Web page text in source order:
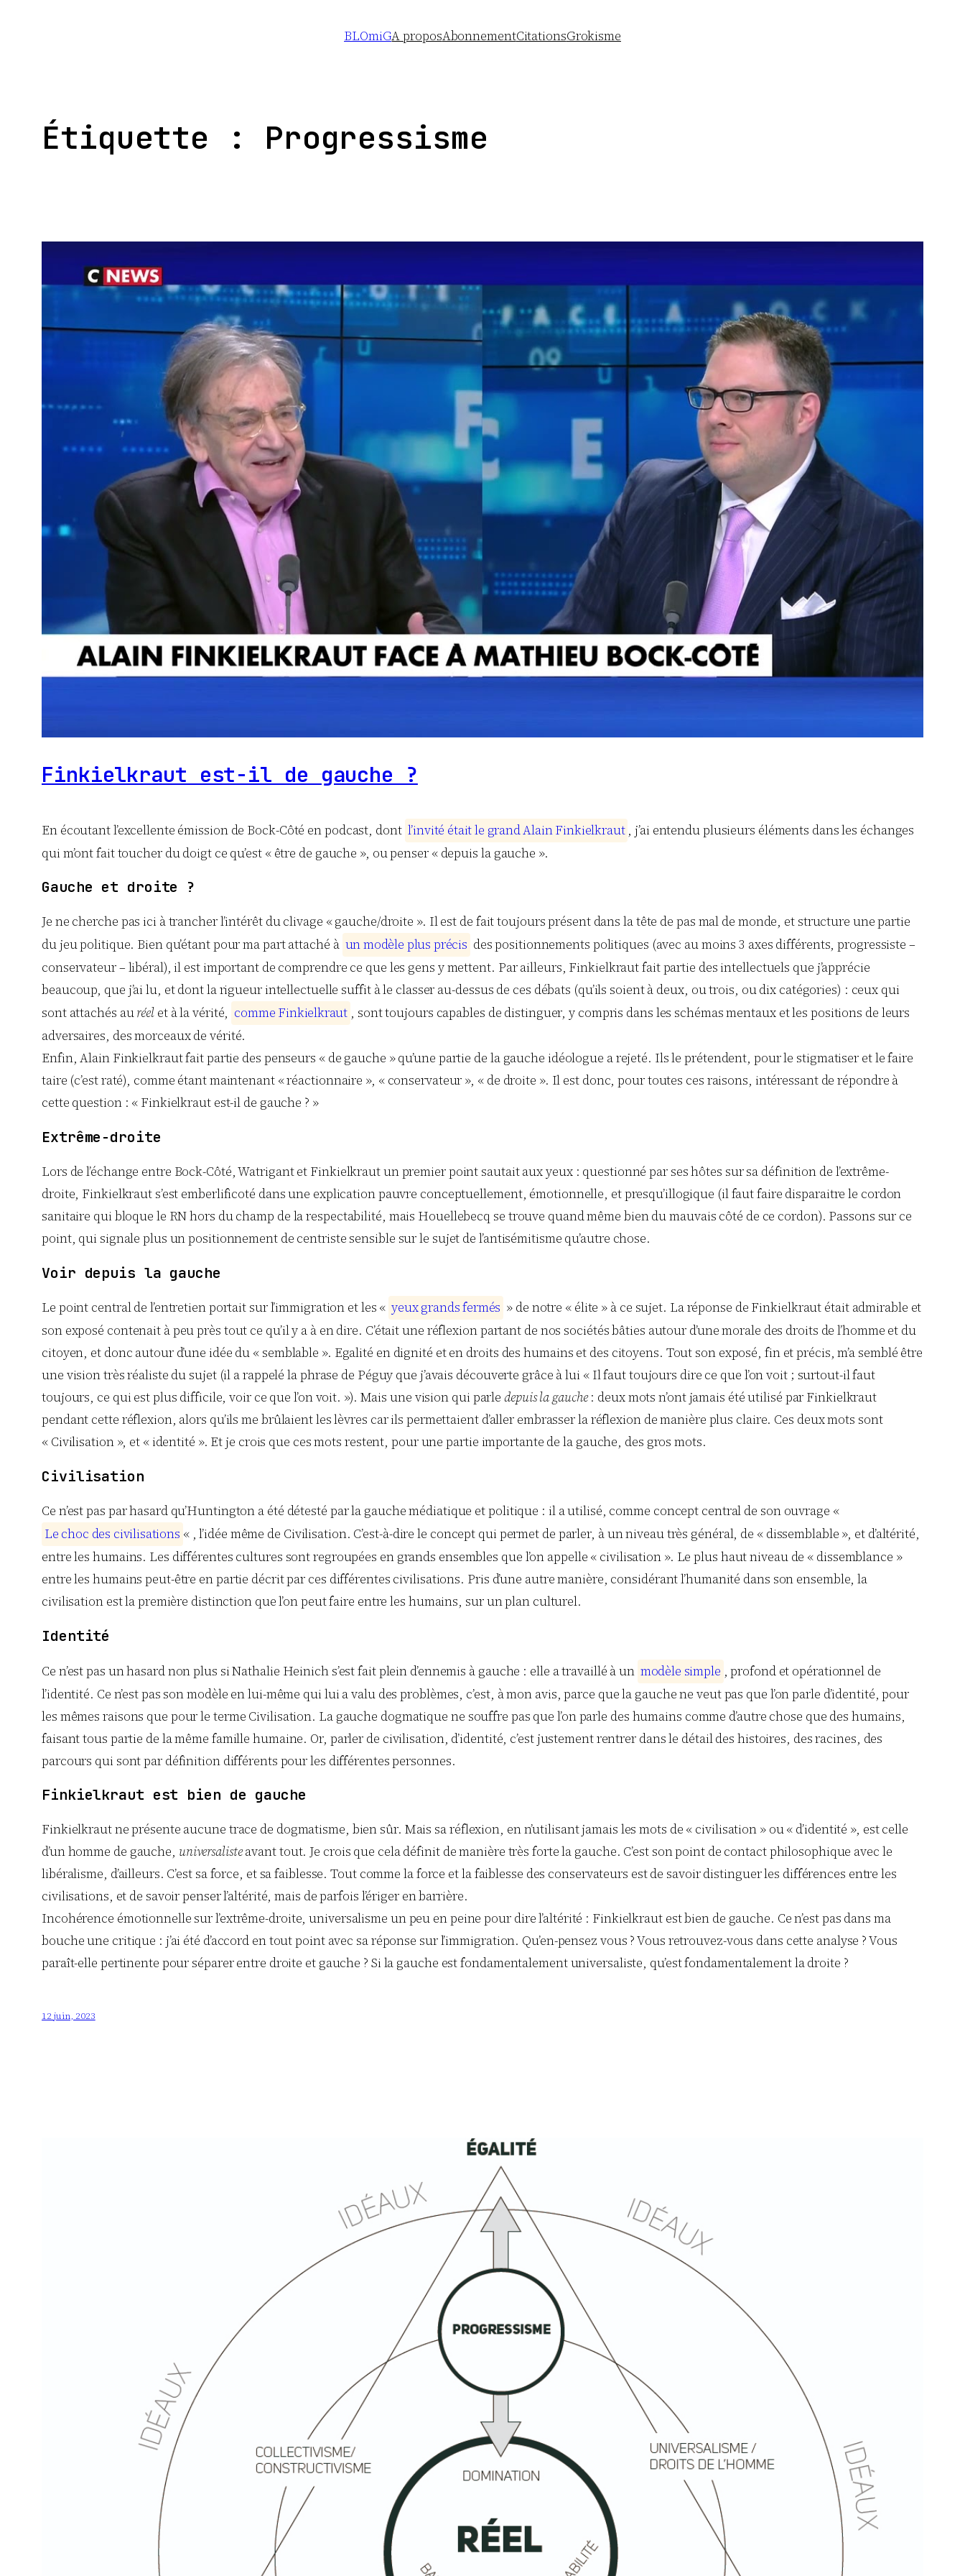
BLOmiGA proposAbonnementCitationsGrokisme
Étiquette : Progressisme
Finkielkraut est-il de gauche ?
En écoutant l’excellente émission de Bock-Côté en podcast, dont l’invité étaitle grandAlainFinkielkraut , j’ai entendu plusieurs éléments dans les échanges
qui m’ont fait toucher du doigt ce qu’est « être de gauche », ou penser « depuis la gauche ».
Gauche et droite ?
Je ne cherche pas ici à trancher l’intérêt du clivage « gauche/droite ». Il est de fait toujours présent dans la tête de pas mal de monde, et structure une partie
du jeu politique. Bien qu’étant pour ma part attaché à unmodèle plus précis des positionnements politiques (avec au moins 3 axes différents, progressiste –
conservateur – libéral), il est important de comprendre ce que les gens y mettent. Par ailleurs, Finkielkraut fait partie des intellectuels que j’apprécie
beaucoup, que j’ai lu, et dont la rigueur intellectuelle suffit à le classer au-dessus de ces débats (qu’ils soient à deux, ou trois, ou dix catégories) : ceux qui
sont attachés auréelet à la vérité, comme Finkielkraut , sont toujours capables de distinguer, y compris dans les schémas mentaux et les positions de leurs
adversaires, des morceaux de vérité.
Enfin, Alain Finkielkraut fait partie des penseurs « de gauche » qu’une partie de la gauche idéologue a rejeté. Ils le prétendent, pour le stigmatiser et le faire
taire (c’est raté), comme étant maintenant « réactionnaire », « conservateur », « de droite ». Il est donc, pour toutes ces raisons, intéressant de répondre à
cette question : « Finkielkraut est-il de gauche ? »
Extrême-droite
Lors de l’échange entre Bock-Côté, Watrigant et Finkielkraut un premier point sautait aux yeux : questionné par ses hôtes sur sa définition de l’extrême-
droite, Finkielkraut s’est emberlificoté dans une explication pauvre conceptuellement, émotionnelle, et presqu’illogique (il faut faire disparaitre le cordon
sanitaire qui bloque le RN hors du champ de la respectabilité, mais Houellebecq se trouve quand même bien du mauvais côté de ce cordon). Passons sur ce
point, qui signale plus un positionnement de centriste sensible sur le sujet de l’antisémitisme qu’autre chose.
Voir depuis la gauche
Le point central de l’entretien portait sur l’immigration et les « yeuxgrandsfermés » de notre « élite » à ce sujet. La réponse de Finkielkraut était admirable et
son exposé contenait à peu près tout ce qu’il y a à en dire. C’était une réflexion partant de nos sociétés bâties autour d’une morale des droits de l’homme et du
citoyen, et donc autour d’une idée du « semblable ». Egalité en dignité et en droits des humains et des citoyens. Tout son exposé, fin et précis, m’a semblé être
une vision très réaliste du sujet (il a rappelé la phrase de Péguy que j’avais découverte grâce à lui « Il faut toujours dire ce que l’on voit ; surtout-il faut
toujours, ce qui est plus difficile, voir ce que l’on voit. »). Mais une vision qui parledepuis la gauche: deux mots n’ont jamais été utilisé par Finkielkraut
pendant cette réflexion, alors qu’ils me brûlaient les lèvres car ils permettaient d’aller embrasser la réflexion de manière plus claire. Ces deux mots sont
« Civilisation », et « identité ». Et je crois que ces mots restent, pour une partie importante de la gauche, des gros mots.
Civilisation
Ce n’est pas par hasard qu’Huntington a été détesté par la gauche médiatique et politique : il a utilisé, comme concept central de son ouvrage «
Le choc des civilisations « , l’idée même de Civilisation. C’est-à-dire le concept qui permet de parler, à un niveau très général, de « dissemblable », et d’altérité,
entre les humains. Les différentes cultures sont regroupées en grands ensembles que l’on appelle « civilisation ». Le plus haut niveau de « dissemblance »
entre les humains peut-être en partie décrit par ces différentes civilisations. Pris d’une autre manière, considérant l’humanité dans son ensemble, la
civilisation est la première distinction que l’on peut faire entre les humains, sur un plan culturel.
Identité
Ce n’est pas un hasard non plus si Nathalie Heinich s’est fait plein d’ennemis à gauche : elle a travaillé à un modèle simple , profond et opérationnel de
l’identité. Ce n’est pas son modèle en lui-même qui lui a valu des problèmes, c’est, à mon avis, parce que la gauche ne veut pas que l’on parle d’identité, pour
les mêmes raisons que pour le terme Civilisation. La gauche dogmatique ne souffre pas que l’on parle des humains comme d’autre chose que des humains,
faisant tous partie de la même famille humaine. Or, parler de civilisation, d’identité, c’est justement rentrer dans le détail des histoires, des racines, des
parcours qui sont par définition différents pour les différentes personnes.
Finkielkraut est bien de gauche
Finkielkraut ne présente aucune trace de dogmatisme, bien sûr. Mais sa réflexion, en n’utilisant jamais les mots de « civilisation » ou « d’identité », est celle
d’un homme de gauche, universalisteavant tout. Je crois que cela définit de manière très forte la gauche. C’est son point de contact philosophique avec le
libéralisme, d’ailleurs. C’est sa force, et sa faiblesse. Tout comme la force et la faiblesse des conservateurs est de savoir distinguer les différences entre les
civilisations, et de savoir penser l’altérité, mais de parfois l’ériger en barrière.
Incohérence émotionnelle sur l’extrême-droite, universalisme un peu en peine pour dire l’altérité : Finkielkraut est bien de gauche. Ce n’est pas dans ma
bouche une critique : j’ai été d’accord en tout point avec sa réponse sur l’immigration. Qu’en-pensez vous ? Vous retrouvez-vous dans cette analyse ? Vous
paraît-elle pertinente pour séparer entre droite et gauche ? Si la gauche est fondamentalement universaliste, qu’est fondamentalement la droite ?
12 juin, 2023